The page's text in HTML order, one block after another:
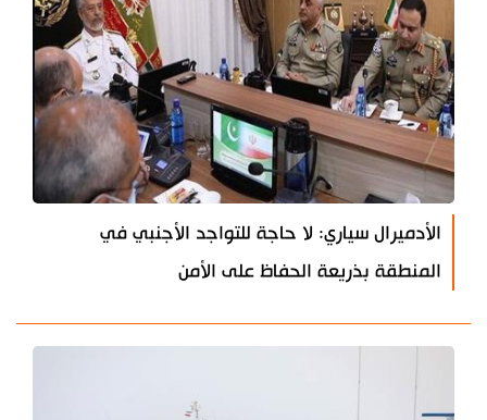
الأدميرال سياري: لا حاجة للتواجد الأجنبي في
المنطقة بذريعة الحفاظ على الأمن